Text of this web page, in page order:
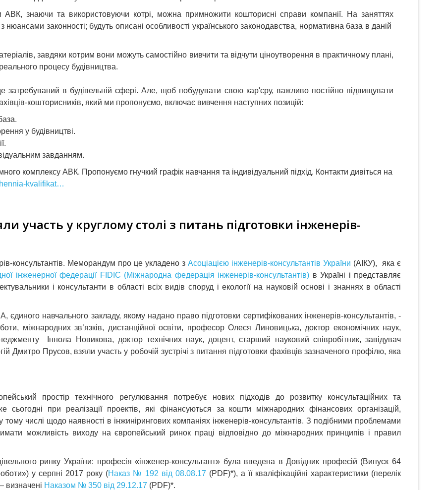
АВК, знаючи та використовуючи котрі, можна примножити кошторисні справи компанії. На заняттях
нюансами законності; будуть описані особливості українського законодавства, нормативна база в даній
завдяки котрим вони можуть самостійно вивчити та відчути ціноутворення в практичному плані,
процесу будівництва.
в будівельній сфері. Але, щоб побудувати свою кар'єру, важливо постійно підвищувати
кошторисників, який ми пропонуємо, включає вивчення наступних позицій:
у будівництві.
завданням.
комплексу АВК. Пропонуємо гнучкий графік навчання та індивідуальний підхід. Контакти дивіться на
kvalifikat…
участь у круглому столі з питань підготовки інженерів-
консультантів. Меморандум про це укладено з Асоціацією інженерів-консультантів України (АІКУ), яка є
інженерної федерації FIDIC (Міжнародна федерація інженерів-консультантів) в Україні і представляє
і консультанти в області всіх видів споруд і екології на науковій основі і знаннях в області
єдиного навчального закладу, якому надано право підготовки сертифікованих інженерів-консультантів, -
міжнародних зв’язків, дистанційної освіти, професор Олеся Линовицька, доктор економічних наук,
Iннола Новикова, доктор технічних наук, доцент, старший науковий співробітник, завідувач
Дмитро Прусов, взяли участь у робочій зустрічі з питання підготовки фахівців зазначеного профілю, яка
простір технічного регулювання потребує нових підходів до розвитку консультаційних та
сьогодні при реалізації проектів, які фінансуються за кошти міжнародних фінансових організацій,
числі щодо наявності в інжинірингових компаніях інженерів-консультантів. З подібними проблемами
можливість виходу на європейський ринок праці відповідно до міжнародних принципів і правил
ринку України: професія «інженер-консультант» була введена в Довідник професій (Випуск 64
у серпні 2017 року (Наказ № 192 від 08.08.17 (PDF)*), а її кваліфікаційні характеристики (перелік
визначені Наказом № 350 від 29.12.17 (PDF)*.